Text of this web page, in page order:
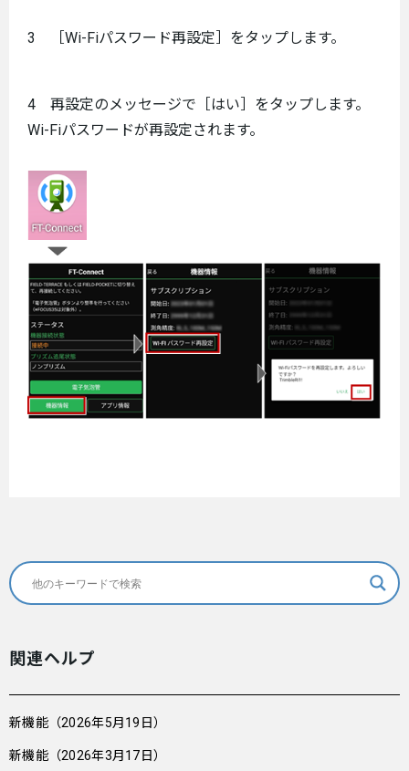
3 ［Wi-Fiパスワード再設定］をタップします。
4 再設定のメッセージで［はい］をタップします。
Wi-Fiパスワードが再設定されます。
関連ヘルプ
新機能（2026年5月19日）
新機能（2026年3月17日）